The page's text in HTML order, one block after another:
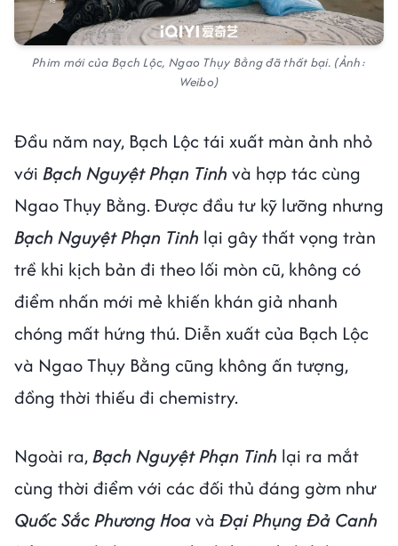
Phim mới của Bạch Lộc, Ngao Thụy Bằng đã thất bại. (Ảnh:
Weibo)
Đầu năm nay, Bạch Lộc tái xuất màn ảnh nhỏ
với Bạch Nguyệt Phạn Tinh và hợp tác cùng
Ngao Thụy Bằng. Được đầu tư kỹ lưỡng nhưng
Bạch Nguyệt Phạn Tinh lại gây thất vọng tràn
trề khi kịch bản đi theo lối mòn cũ, không có
điểm nhấn mới mẻ khiến khán giả nhanh
chóng mất hứng thú. Diễn xuất của Bạch Lộc
và Ngao Thụy Bằng cũng không ấn tượng,
đồng thời thiếu đi chemistry.
Ngoài ra,Bạch Nguyệt Phạn Tinh lại ra mắt
cùng thời điểm với các đối thủ đáng gờm như
Quốc Sắc Phương Hoavà Đại Phụng Đả Canh